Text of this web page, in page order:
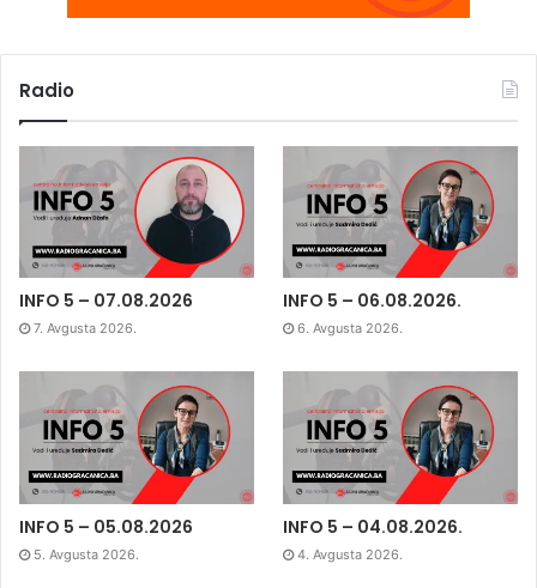
Radio
INFO 5 – 07.08.2026
7. Avgusta 2026.
INFO 5 – 06.08.2026.
6. Avgusta 2026.
INFO 5 – 05.08.2026
5. Avgusta 2026.
INFO 5 – 04.08.2026.
4. Avgusta 2026.